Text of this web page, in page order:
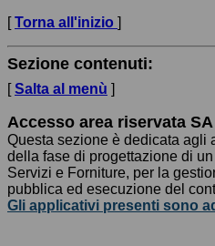
[Torna all'inizio ]
Sezione contenuti:
[Salta al menù ]
Accesso area riservata SA
Questa sezione è dedicata agli
della fase di progettazione di
Servizi e Forniture, per la
pubblica ed esecuzione del
Gli applicativi presenti sono